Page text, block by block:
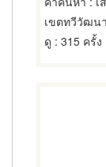
เขตทวีวัฒนา
ดู : 315 ครั้ง